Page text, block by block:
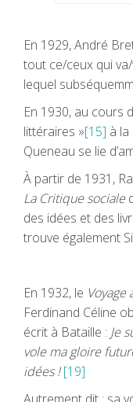
En 1929, André
tout ce/ceux qui
lequel
En 1930, au cours
littéraires »[15] à
Queneau se lie
À partir de 1931,
La Critique sociale
des idées et des
trouve également
En 1932, le
Ferdinand Céline
écrit à Bataille : Je
vole ma gloire
idées ! [19]